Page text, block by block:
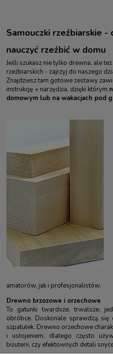
Samouczki rzeźbiarskie -
nauczyć rzeźbić w domu
Jeśli szukasz nie tylko drewna, ale
rzeźbiarskich - zajrzyj do naszego
Znajdziesz tam gotowe zestawy
instrukcję + narzędzia, dzięki którym
domowym lub na wakacjach pod
amatorów, jak i profesjonalistów.
Drewno brzozowe i orzechowe
To gatunki twardsze, trwalsze,
obróbce. Doskonale sprawdzą się
szpatułek. Drewno orzechowe
i usłojeniem, dlatego często
biżuterii, czy efektownych detali